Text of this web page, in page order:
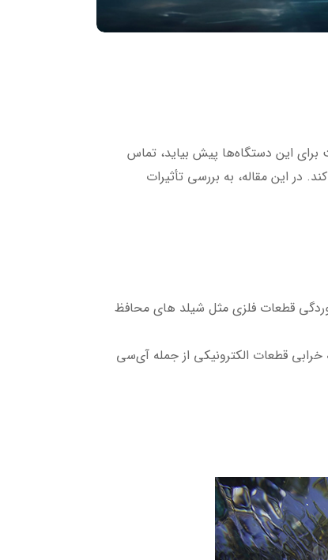
این دستگاه‌ها پیش بیاید، تماس
این مقاله، به بررسی تأثیرات
قطعات فلزی مثل شیلد های محافظ
خرابی قطعات الکترونیکی از جمله آی‌سی